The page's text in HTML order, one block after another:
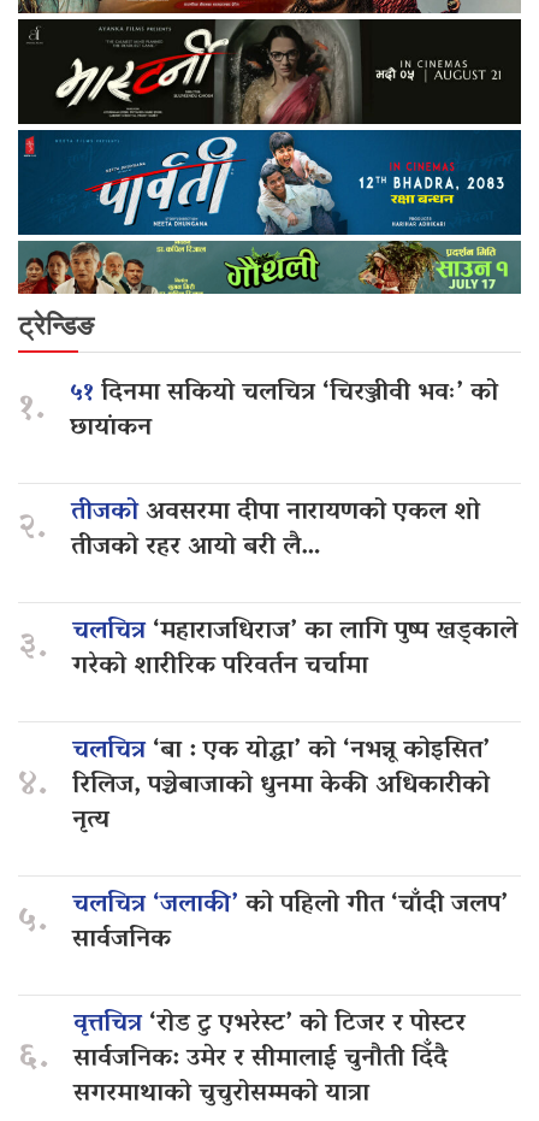
ट्रेन्डिङ
१. ५१दिनमा सकियो चलचित्र ‘चिरञ्जीवी भवः’ को
छायांकन
२. तीजकोअवसरमा दीपा नारायणको एकल शो
तीजको रहर आयो बरी लै…
३. चलचित्र‘महाराजधिराज’ का लागि पुष्प खड्काले
गरेको शारीरिक परिवर्तन चर्चामा
४.
चलचित्र‘बा : एक योद्धा’ को ‘नभन्नू कोइसित’
रिलिज, पञ्चेबाजाको धुनमा केकी अधिकारीको
नृत्य
५. चलचित्र ‘जलाकी’को पहिलो गीत ‘चाँदी जलप’
सार्वजनिक
६.
वृत्तचित्र‘रोड टु एभरेस्ट’ को टिजर र पोस्टर
सार्वजनिक: उमेर र सीमालाई चुनौती दिँदै
सगरमाथाको चुचुरोसम्मको यात्रा